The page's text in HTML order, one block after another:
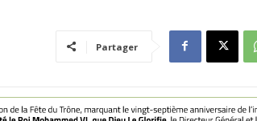
Partager